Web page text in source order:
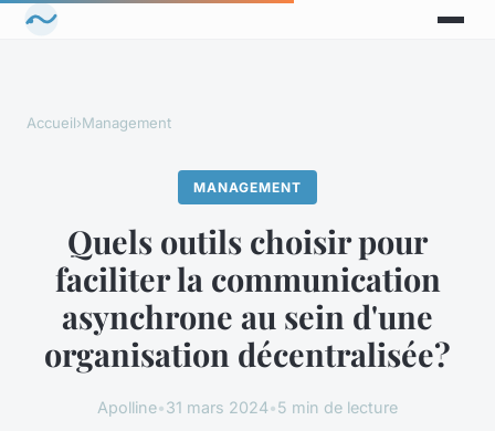
Accueil›Management
MANAGEMENT
Quels outils choisir pour
faciliter la communication
asynchrone au sein d'une
organisation décentralisée?
Apolline•31 mars 2024•5 min de lecture